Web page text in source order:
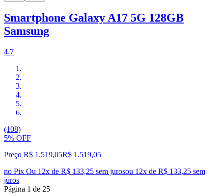
Smartphone Galaxy A17 5G 128GB
Samsung
4.7
(108)
5% OFF
Preço R$ 1.519,05R$ 1.519,05
no Pix Ou 12x de R$ 133,25 sem jurosou 12x de R$ 133,25 sem
juros
Página 1 de 25